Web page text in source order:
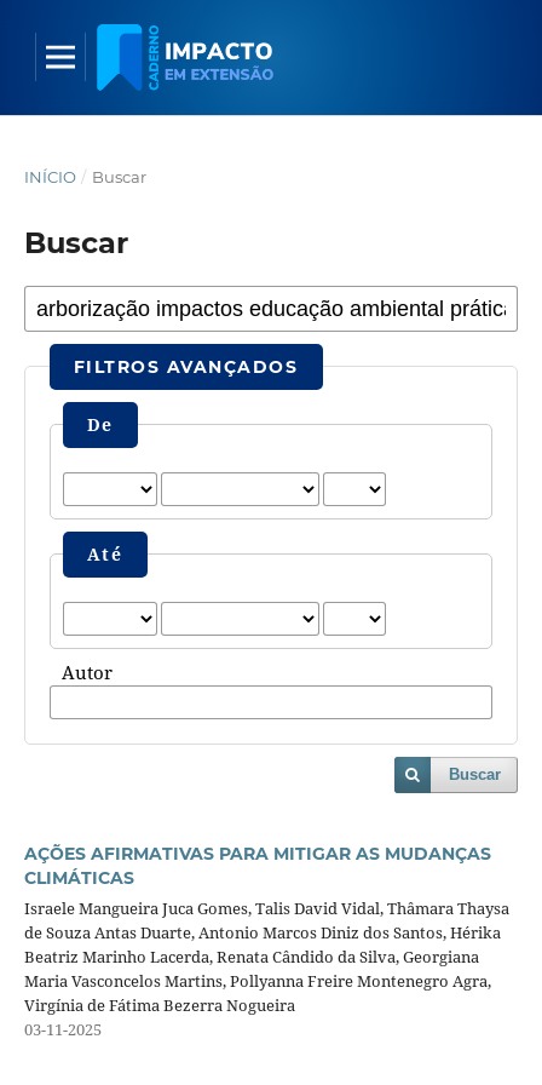
INÍCIO / Buscar
Buscar
FILTROS AVANÇADOS
De
Até
Autor
Buscar
AÇÕES AFIRMATIVAS PARA MITIGAR AS MUDANÇAS
CLIMÁTICAS
Israele Mangueira Juca Gomes, Talis David Vidal, Thâmara Thaysa
de Souza Antas Duarte, Antonio Marcos Diniz dos Santos, Hérika
Beatriz Marinho Lacerda, Renata Cândido da Silva, Georgiana
Maria Vasconcelos Martins, Pollyanna Freire Montenegro Agra,
Virgínia de Fátima Bezerra Nogueira
03-11-2025